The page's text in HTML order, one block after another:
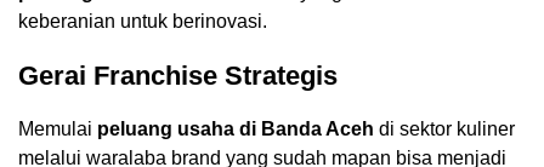
keberanian untuk berinovasi.
Gerai Franchise Strategis
Memulai peluang usaha di Banda Aceh di sektor kuliner
melalui waralaba brand yang sudah mapan bisa menjadi